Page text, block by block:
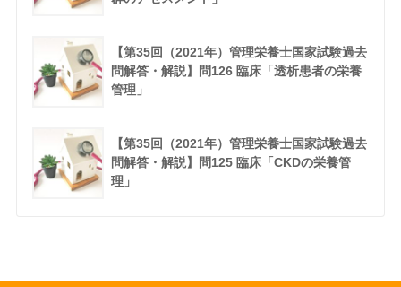
【第35回（2021年）管理栄養士国家試験過去
問解答・解説】問126 臨床「透析患者の栄養
管理」
【第35回（2021年）管理栄養士国家試験過去
問解答・解説】問125 臨床「CKDの栄養管
理」